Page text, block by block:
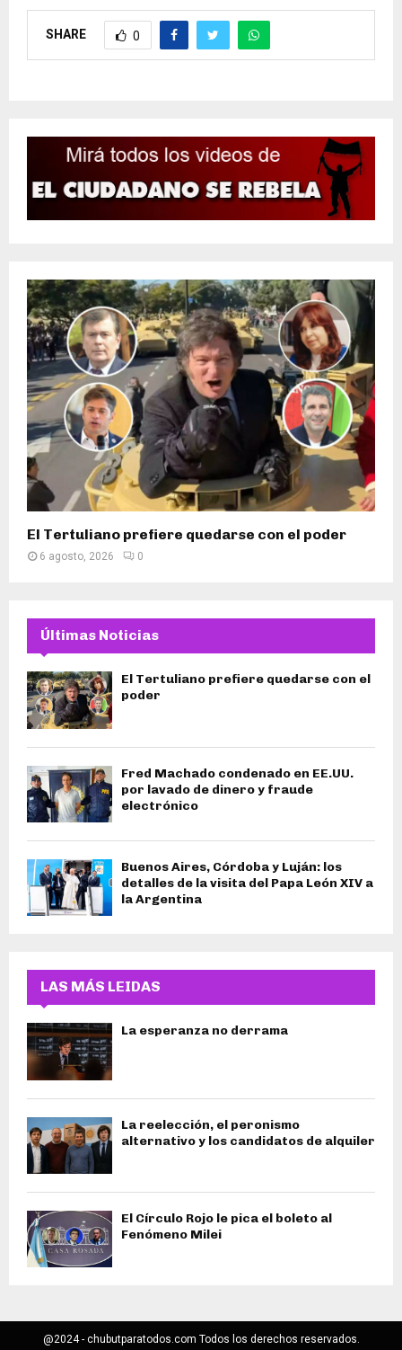
SHARE 0
El Tertuliano prefiere quedarse con el poder
6 agosto, 2026 0
Últimas Noticias
El Tertuliano prefiere quedarse con el
poder
Fred Machado condenado en EE.UU.
por lavado de dinero y fraude
electrónico
Buenos Aires, Córdoba y Luján: los
detalles de la visita del Papa León XIV a
la Argentina
LAS MÁS LEIDAS
La esperanza no derrama
La reelección, el peronismo
alternativo y los candidatos de alquiler
El Círculo Rojo le pica el boleto al
Fenómeno Milei
@2024 - chubutparatodos.com Todos los derechos reservados.